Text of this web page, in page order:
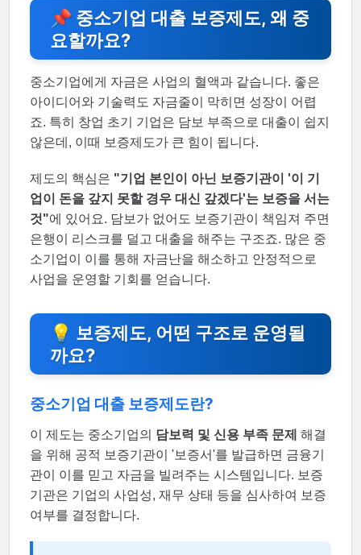
📌 중소기업 대출 보증제도, 왜 중
요할까요?
중소기업에게 자금은 사업의 혈액과 같습니다. 좋은
아이디어와 기술력도 자금줄이 막히면 성장이 어렵
죠. 특히 창업 초기 기업은 담보 부족으로 대출이 쉽지
않은데, 이때 보증제도가 큰 힘이 됩니다.
제도의 핵심은 "기업 본인이 아닌 보증기관이 '이 기
업이 돈을 갚지 못할 경우 대신 갚겠다'는 보증을 서는
것"에 있어요. 담보가 없어도 보증기관이 책임져 주면
은행이 리스크를 덜고 대출을 해주는 구조죠. 많은 중
소기업이 이를 통해 자금난을 해소하고 안정적으로
사업을 운영할 기회를 얻습니다.
💡 보증제도, 어떤 구조로 운영될
까요?
중소기업 대출 보증제도란?
이 제도는 중소기업의 담보력 및 신용 부족 문제 해결
을 위해 공적 보증기관이 '보증서'를 발급하면 금융기
관이 이를 믿고 자금을 빌려주는 시스템입니다. 보증
기관은 기업의 사업성, 재무 상태 등을 심사하여 보증
여부를 결정합니다.